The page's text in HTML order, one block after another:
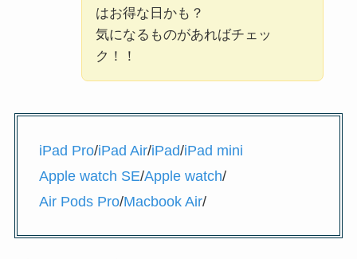
はお得な日かも？
気になるものがあればチェッ
ク！！
iPad Pro/iPad Air/iPad/iPad mini
Apple watch SE/Apple watch/
Air Pods Pro/Macbook Air/